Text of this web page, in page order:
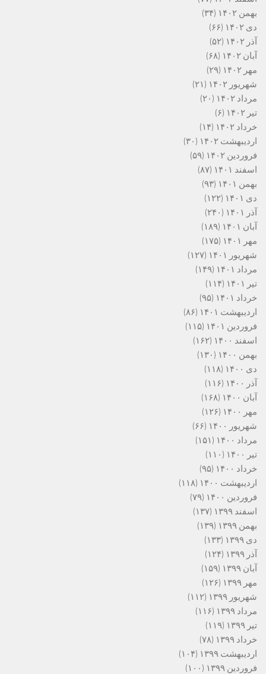
بهمن ۱۴۰۲
(۳۴)
دی ۱۴۰۲
(۶۶)
آذر ۱۴۰۲
(۵۲)
آبان ۱۴۰۲
(۶۸)
مهر ۱۴۰۲
(۲۹)
شهریور ۱۴۰۲
(۲۱)
مرداد ۱۴۰۲
(۲۰)
تیر ۱۴۰۲
(۶)
خرداد ۱۴۰۲
(۱۴)
اردیبهشت ۱۴۰۲
(۳۰)
فروردین ۱۴۰۲
(۵۹)
اسفند ۱۴۰۱
(۸۷)
بهمن ۱۴۰۱
(۹۳)
دی ۱۴۰۱
(۱۲۲)
آذر ۱۴۰۱
(۲۴۰)
آبان ۱۴۰۱
(۱۸۹)
مهر ۱۴۰۱
(۱۷۵)
شهریور ۱۴۰۱
(۱۲۷)
مرداد ۱۴۰۱
(۱۴۹)
تیر ۱۴۰۱
(۱۱۴)
خرداد ۱۴۰۱
(۹۵)
اردیبهشت ۱۴۰۱
(۸۶)
فروردین ۱۴۰۱
(۱۱۵)
اسفند ۱۴۰۰
(۱۶۲)
بهمن ۱۴۰۰
(۱۳۰)
دی ۱۴۰۰
(۱۱۸)
آذر ۱۴۰۰
(۱۱۶)
آبان ۱۴۰۰
(۱۶۸)
مهر ۱۴۰۰
(۱۲۶)
شهریور ۱۴۰۰
(۶۶)
مرداد ۱۴۰۰
(۱۵۱)
تیر ۱۴۰۰
(۱۱۰)
خرداد ۱۴۰۰
(۹۵)
اردیبهشت ۱۴۰۰
(۱۱۸)
فروردین ۱۴۰۰
(۷۹)
اسفند ۱۳۹۹
(۱۳۷)
بهمن ۱۳۹۹
(۱۳۹)
دی ۱۳۹۹
(۱۳۳)
آذر ۱۳۹۹
(۱۲۴)
آبان ۱۳۹۹
(۱۵۹)
مهر ۱۳۹۹
(۱۲۶)
شهریور ۱۳۹۹
(۱۱۲)
مرداد ۱۳۹۹
(۱۱۶)
تیر ۱۳۹۹
(۱۱۹)
خرداد ۱۳۹۹
(۷۸)
اردیبهشت ۱۳۹۹
(۱۰۴)
فروردین ۱۳۹۹
(۱۰۰)